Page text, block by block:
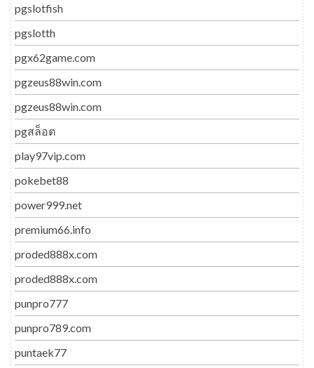
pgslotfish
pgslotth
pgx62game.com
pgzeus88win.com
pgzeus88win.com
pgสล็อต
play97vip.com
pokebet88
power999.net
premium66.info
proded888x.com
proded888x.com
punpro777
punpro789.com
puntaek77